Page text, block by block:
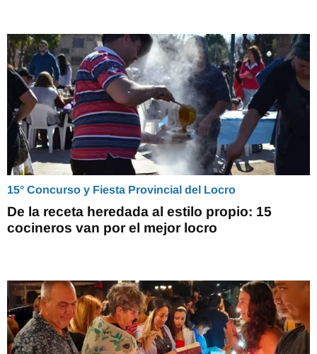
15° Concurso y Fiesta Provincial del Locro
De la receta heredada al estilo propio: 15
cocineros van por el mejor locro